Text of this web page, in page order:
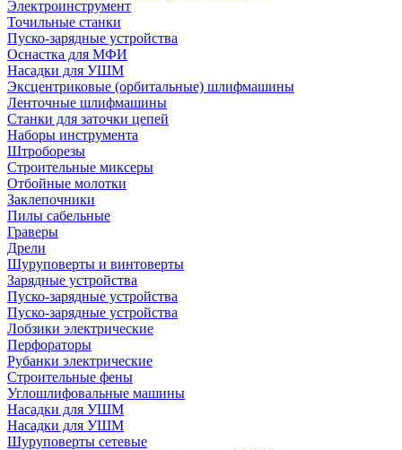
Электроинструмент
Точильные станки
Пуско-зарядные устройства
Оснастка для МФИ
Насадки для УШМ
Эксцентриковые (орбитальные) шлифмашины
Ленточные шлифмашины
Станки для заточки цепей
Наборы инструмента
Штроборезы
Строительные миксеры
Отбойные молотки
Заклепочники
Пилы сабельные
Граверы
Дрели
Шуруповерты и винтоверты
Зарядные устройства
Пуско-зарядные устройства
Пуско-зарядные устройства
Лобзики электрические
Перфораторы
Рубанки электрические
Строительные фены
Углошлифовальные машины
Насадки для УШМ
Насадки для УШМ
Шуруповерты сетевые